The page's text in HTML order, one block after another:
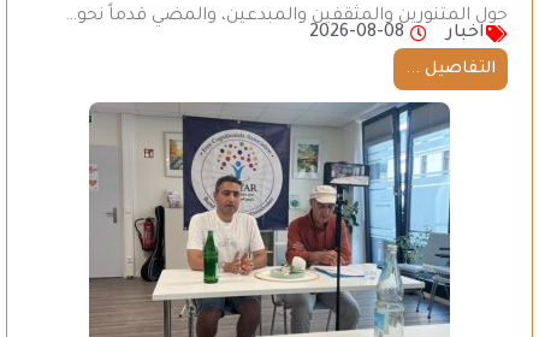
حول المتنورين والمثقفين والمبدعين، والمضي قدماً نحو…
اخبار
2026-08-08
التفاصيل ...